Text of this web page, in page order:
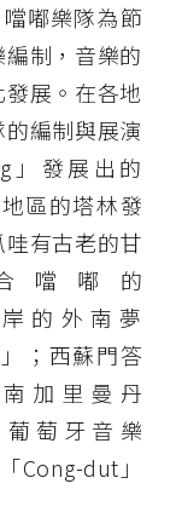
嘟樂隊為節
制，音樂的
展。在各地
編制與展演
」發展出的
區的塔林發
有古老的甘
噹嘟的
的外南夢
；西蘇門答
南加里曼丹
葡萄牙音樂
Cong-dut」